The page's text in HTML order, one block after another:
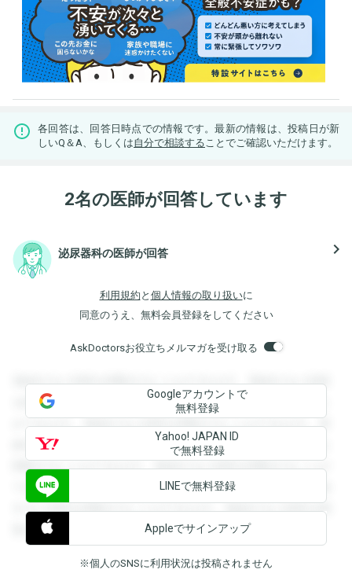
各回答は、回答日時点での情報です。最新の情報は、投稿日が新
しいQ＆A、もしくは自分で相談することでご確認いただけます。
2名の医師が回答しています
泌尿器科の医師が回答 navigate_next
利用規約 と 個人情報の取り扱いに
同意のうえ、無料会員登録をしてください
AskDoctorsお役立ちメルマガを受け取る
登録すると回答を閲覧することができます。登録すると回答
を閲覧することができます。登録すると回答を閲覧すること
ができます。登録すると回答を閲覧することができます。登
録すると回答を閲覧することができます。登録すると回答を
閲覧することができます。登録すると回答を閲覧することが
できます。登録すると回答を閲覧することができます。登録
すると回答を閲覧することができます。登録すると回答を閲
覧することができます。
Googleアカウントで
無料登録
Yahoo! JAPAN ID
で無料登録
LINEで無料登録
Appleでサインアップ
※個人のSNSに利用状況は投稿されません